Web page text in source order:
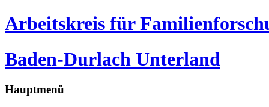
Arbeitskreis für
Baden-Durlach Unterland
Hauptmenü